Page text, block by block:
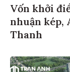
Vốn khởi
nhuận kép,
Thanh